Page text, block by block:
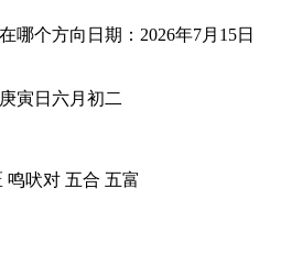
日期：2026年7月15日
寅日六月初二
鸣吠对 五合 五富